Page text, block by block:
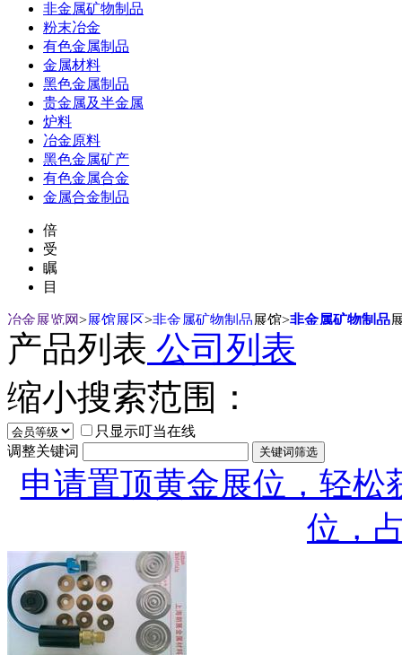
非金属矿物制品
粉末冶金
有色金属制品
金属材料
黑色金属制品
贵金属及半金属
炉料
冶金原料
黑色金属矿产
有色金属合金
金属合金制品
倍
受
瞩
目
冶金展览网>展馆展区>非金属矿物制品展馆>非金属矿物制品
产品列表 公司列表
缩小搜索范围：
只显示叮当在线
调整关键词
申请置顶黄金展位，轻松
位，